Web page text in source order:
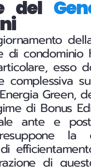
del
di
esso
complessiva
Green,
di Bonus
ante e
di